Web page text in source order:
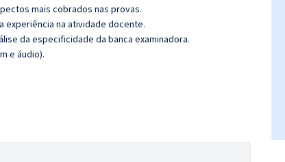
mais cobrados nas provas.
experiência na atividade docente.
da especificidade da banca examinadora.
e áudio).